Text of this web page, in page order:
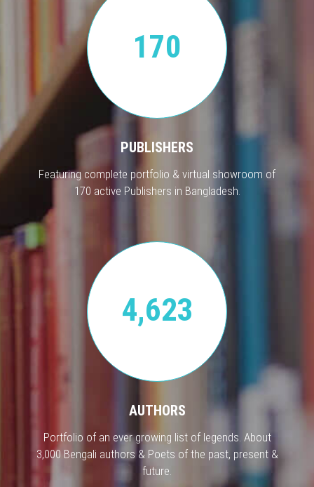
170
PUBLISHERS
Featuring complete portfolio & virtual showroom of
170 active Publishers in Bangladesh.
4,623
AUTHORS
Portfolio of an ever growing list of legends. About
3,000 Bengali authors & Poets of the past, present &
future.